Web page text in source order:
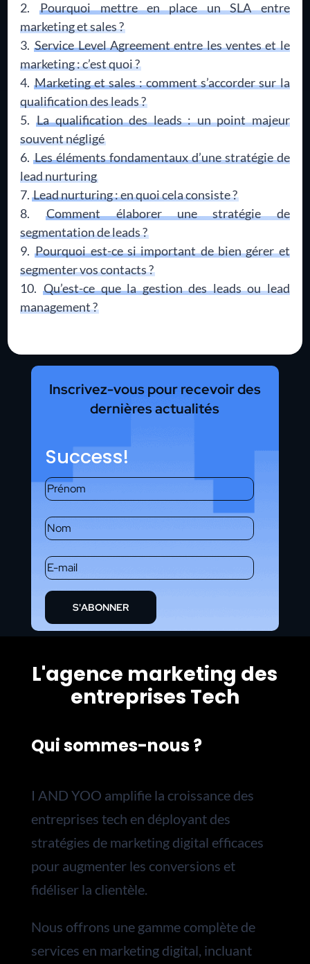
Pourquoi mettre en place un SLA entre
marketing et sales ?
Service Level Agreement entre les ventes et le
marketing : c’est quoi ?
Marketing et sales : comment s’accorder sur la
qualification des leads ?
La qualification des leads : un point majeur
souvent négligé
Les éléments fondamentaux d’une stratégie de
lead nurturing
Lead nurturing : en quoi cela consiste ?
Comment élaborer une stratégie de
segmentation de leads ?
Pourquoi est-ce si important de bien gérer et
segmenter vos contacts ?
Qu’est-ce que la gestion des leads ou lead
management ?
Inscrivez-vous pour recevoir des
dernières actualités
Success!
S'ABONNER
L'agence marketing des
entreprises Tech
Qui sommes-nous ?
I AND YOO amplifie la croissance des
entreprises tech en déployant des
stratégies de marketing digital efficaces
pour augmenter les conversions et
fidéliser la clientèle.
Nous offrons une gamme complète de
services en marketing digital, incluant